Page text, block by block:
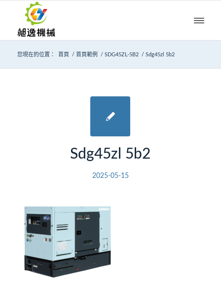
您現在的位置： 首頁 / 首頁範例 / SDG45ZL-5B2 / Sdg45zl 5b2
Sdg45zl 5b2
2025-05-15